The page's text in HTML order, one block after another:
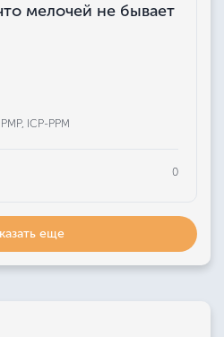
мелочей не бывает
ICP-PPM
0
еще